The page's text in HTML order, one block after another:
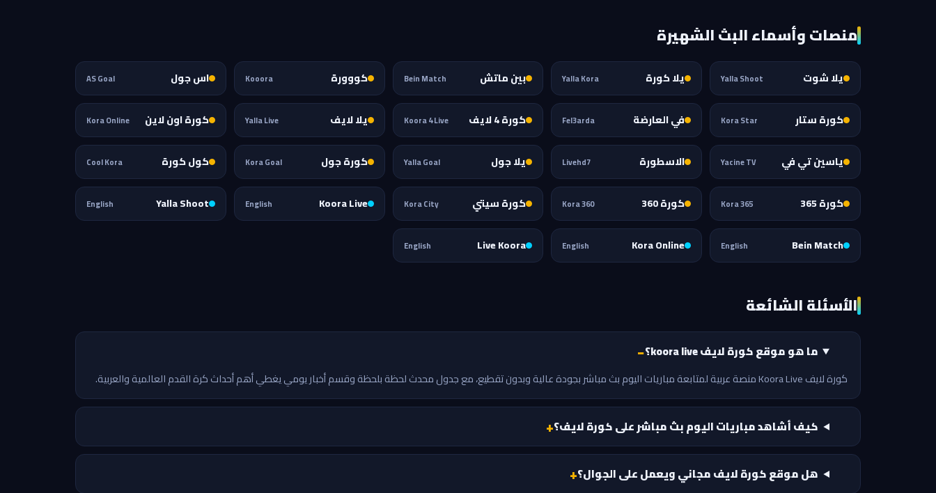
منصات وأسماء البث الشهيرة
يلا شوت Yalla Shoot يلا كورة Yalla Kora بين ماتش Bein Match كووورة Kooora اس جول AS Goal
كورة ستار Kora Star في العارضة Fel3arda كورة 4 لايف Koora 4 Live يلا لايف Yalla Live كورة اون لاين Kora Online
ياسين تي في Yacine TV الاسطورة Livehd7 يلا جول Yalla Goal كورة جول Kora Goal كول كورة Cool Kora
كورة 365 Kora 365 كورة 360 Kora 360 كورة سيتي Kora City
Koora Live
English
Yalla Shoot
English
Bein Match
English
Kora Online
English
Live Koora
English
الأسئلة الشائعة
ما هو موقع كورة لايف koora live؟
كورة لايف Koora Live منصة عربية لمتابعة مباريات اليوم بث مباشر بجودة عالية وبدون تقطيع، مع جدول محدث لحظة بلحظة وقسم أخبار يومي يغطي أهم أحداث كرة القدم العالمية والعربية.
كيف أشاهد مباريات اليوم بث مباشر على كورة لايف؟
هل موقع كورة لايف مجاني ويعمل على الجوال؟